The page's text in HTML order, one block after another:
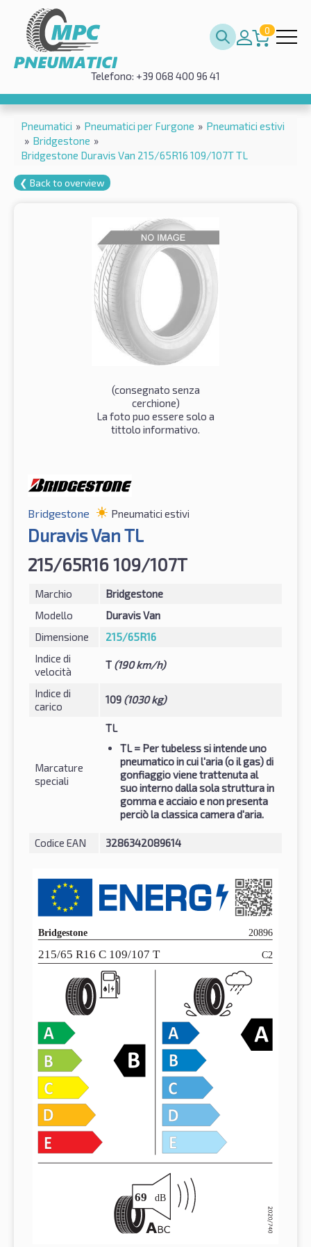
0
Telefono: +39 068 400 96 41
Pneumatici » Pneumatici per Furgone » Pneumatici estivi
» Bridgestone »
Bridgestone Duravis Van 215/65R16 109/107T TL
❮ Back to overview
(consegnato senza
cerchione)
La foto puo essere solo a
tittolo informativo.
Bridgestone Pneumatici estivi
Duravis Van TL
215/65R16 109/107T
Marchio
Bridgestone
Modello
Duravis Van
Dimensione
215/65R16
Indice di
velocità
T (190 km/h)
Indice di
carico
109 (1030 kg)
Marcature
speciali
TL
TL= Per tubeless si intende uno
pneumatico in cui l'aria (o il gas) di
gonfiaggio viene trattenuta al
suo interno dalla sola struttura in
gomma e acciaio e non presenta
perciò la classica camera d'aria.
Codice EAN 3286342089614